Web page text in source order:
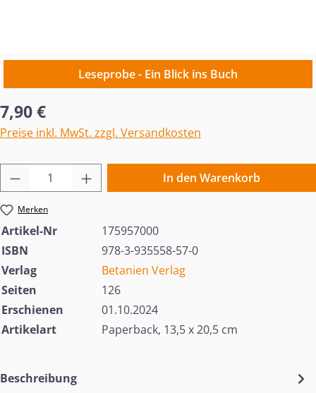
Leseprobe - Ein Blick ins Buch
Regulärer Preis:
7,90 €
Preise inkl. MwSt. zzgl. Versandkosten
Produkt Anzahl: Gib den gewünschten
In den Warenkorb
Merken
Artikel-Nr
175957000
ISBN
978-3-935558-57-0
Verlag
Betanien Verlag
Seiten
126
Erschienen
01.10.2024
Artikelart
Paperback, 13,5 x 20,5 cm
Beschreibung